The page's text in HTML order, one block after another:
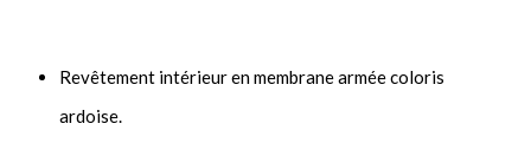
Revêtement intérieur en membrane armée coloris
ardoise.